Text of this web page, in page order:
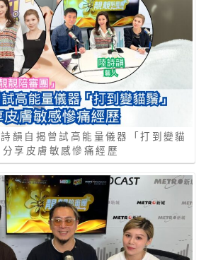
韻自揭曾試高能量儀器「打到變貓
享皮膚敏感慘痛經歷